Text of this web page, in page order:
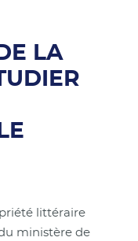
LA
littéraire
ministère de